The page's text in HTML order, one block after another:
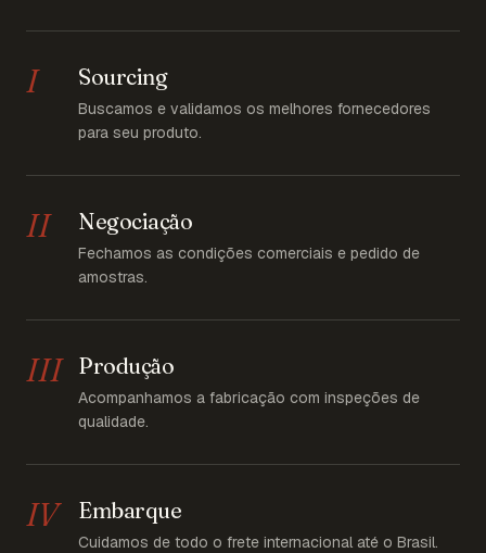
I Sourcing
Buscamos e validamos os melhores fornecedores
para seu produto.
II Negociação
Fechamos as condições comerciais e pedido de
amostras.
III Produção
Acompanhamos a fabricação com inspeções de
qualidade.
IV Embarque
Cuidamos de todo o frete internacional até o Brasil.